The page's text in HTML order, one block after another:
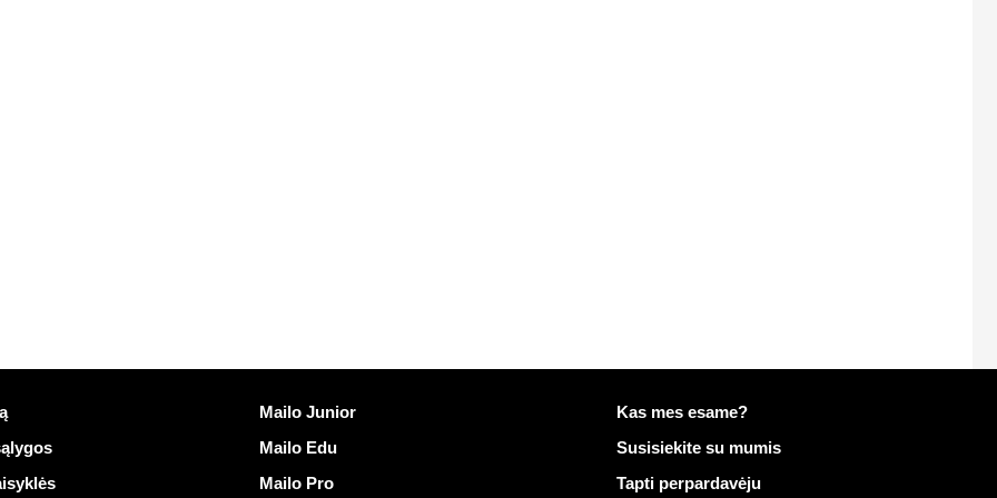
Atrasti Mailo
Mailo Junior
Mailo Edu
Mailo Pro
Daugiau informacijos apie Mailo
Kas mes esame?
Susisiekite su mumis
Tapti perpardavėju